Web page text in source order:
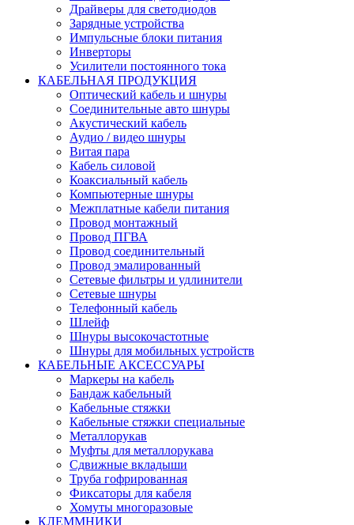
Драйверы для светодиодов
Зарядные устройства
Импульсные блоки питания
Инверторы
Усилители постоянного тока
КАБЕЛЬНАЯ ПРОДУКЦИЯ
Оптический кабель и шнуры
Соединительные авто шнуры
Акустический кабель
Аудио / видео шнуры
Витая пара
Кабель силовой
Коаксиальный кабель
Компьютерные шнуры
Межплатные кабели питания
Провод монтажный
Провод ПГВА
Провод соединительный
Провод эмалированный
Сетевые фильтры и удлинители
Сетевые шнуры
Телефонный кабель
Шлейф
Шнуры высокочастотные
Шнуры для мобильных устройств
КАБЕЛЬНЫЕ АКСЕССУАРЫ
Маркеры на кабель
Бандаж кабельный
Кабельные стяжки
Кабельные стяжки специальные
Металлорукав
Муфты для металлорукава
Сдвижные вкладыши
Труба гофрированная
Фиксаторы для кабеля
Хомуты многоразовые
КЛЕММНИКИ